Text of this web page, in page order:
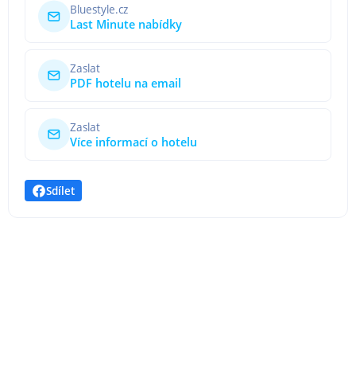
Bluestyle.cz
Last Minute nabídky
Zaslat
PDF hotelu na email
Zaslat
Více informací o hotelu
Sdílet